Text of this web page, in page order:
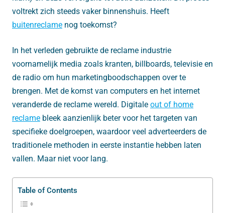
voltrekt zich steeds vaker binnenshuis. Heeft
buitenreclame nog toekomst?
In het verleden gebruikte de reclame industrie
voornamelijk media zoals kranten, billboards, televisie en
de radio om hun marketingboodschappen over te
brengen. Met de komst van computers en het internet
veranderde de reclame wereld. Digitale out of home
reclame bleek aanzienlijk beter voor het targeten van
specifieke doelgroepen, waardoor veel adverteerders de
traditionele methoden in eerste instantie hebben laten
vallen. Maar niet voor lang.
Table of Contents